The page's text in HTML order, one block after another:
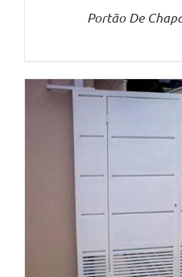
Portão De